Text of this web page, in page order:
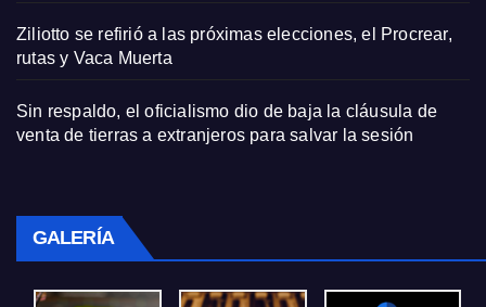
Ziliotto se refirió a las próximas elecciones, el Procrear,
rutas y Vaca Muerta
Sin respaldo, el oficialismo dio de baja la cláusula de
venta de tierras a extranjeros para salvar la sesión
GALERÍA